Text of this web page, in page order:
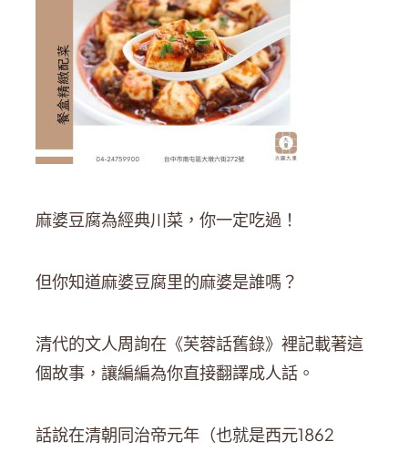
麻婆豆腐為經典川菜，你一定吃過！
但你知道麻婆豆腐里的麻婆是誰嗎？
清代的文人周詢在《芙蓉話舊錄》裡記載著這
個故事，讓編編為你直接翻譯成人話。
話說在清朝同治帝元年（也就是西元1862